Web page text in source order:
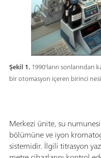
Şekil 1. 1990'ların sonlarından
bir otomasyon içeren birinci
Merkezi ünite, su
bölümüne ve iyon
sistemidir. İlgili titrasyon